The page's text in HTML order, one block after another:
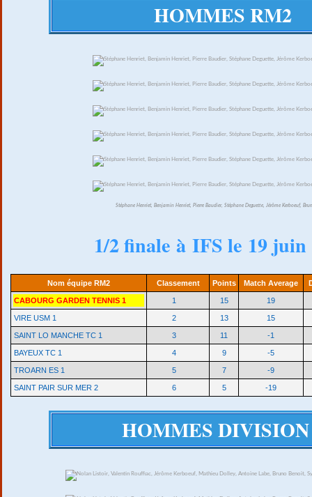
HOMMES RM2
Stéphane Henriet, Benjamin Henriet, Pierre Baudier, Stéphane Deguette, Jérôme Kerboeuf,
1/2 finale à IFS le 19 juin
Nom équipe RM2 Classement Points Match Average
CABOURG GARDEN TENNIS 1 1 15 19
VIRE USM 1 2 13 15
SAINT LO MANCHE TC 1 3 11 -1
BAYEUX TC 1 4 9 -5
TROARN ES 1 5 7 -9
SAINT PAIR SUR MER 2 6 5 -19
HOMMES